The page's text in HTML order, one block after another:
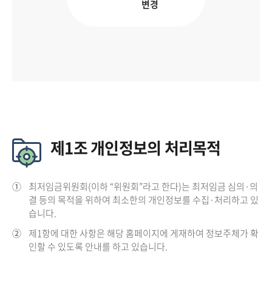
변경
제1조 개인정보의 처리목적
① 최저임금위원회(이하 “위원회”라고 한다)는 최저임금 심의·의
결 등의 목적을 위하여 최소한의 개인정보를 수집·처리하고 있
습니다.
② 제1항에 대한 사항은 해당 홈페이지에 게재하여 정보주체가 확
인할 수 있도록 안내를 하고 있습니다.